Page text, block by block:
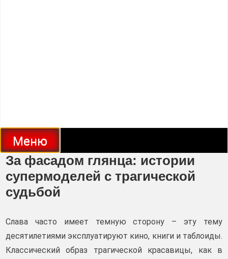
Меню
За фасадом глянца: истории
супермоделей с трагической
судьбой
Слава часто имеет темную сторону – эту тему
десятилетиями эксплуатируют кино, книги и таблоиды.
Классический образ трагической красавицы, как в